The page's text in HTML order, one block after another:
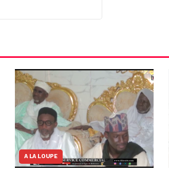
A LA LOUPE